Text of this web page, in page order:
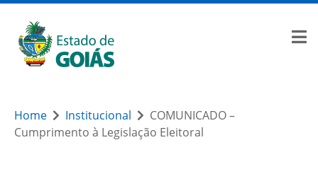
Home Institucional
COMUNICADO –
Cumprimento à Legislação Eleitoral